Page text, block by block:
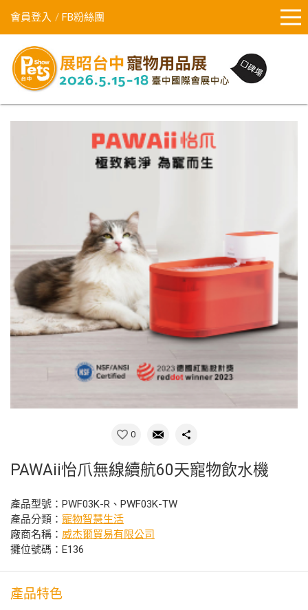
會員登入 FB粉絲團
0
PAWAii怡爪無線續航60天寵物飲水機
產品型號：PWF03K-R、PWF03K-TW
產品分類： 寵物智慧生活
廠商名稱： 威杰爾貿易有限公司
攤位號碼：E136
產品特色